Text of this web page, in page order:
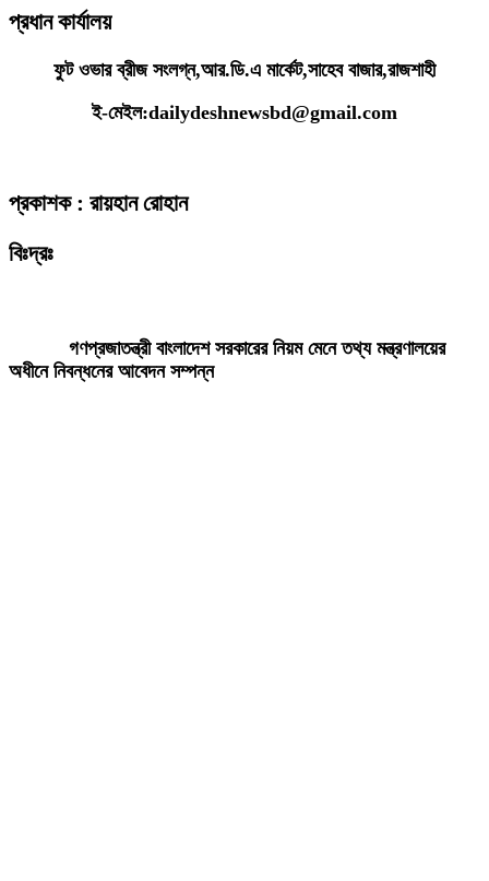
প্রধান কার্যালয়
ফুট ওভার ব্রীজ সংলগ্ন,আর.ডি.এ মার্কেট,সাহেব বাজার,রাজশাহী
ই-মেইল:dailydeshnewsbd@gmail.com
প্রকাশক : রায়হান রোহান
বিঃদ্রঃ
গণপ্রজাতন্ত্রী বাংলাদেশ সরকারের নিয়ম মেনে তথ্য মন্ত্রণালয়ের
অধীনে নিবন্ধনের আবেদন সম্পন্ন